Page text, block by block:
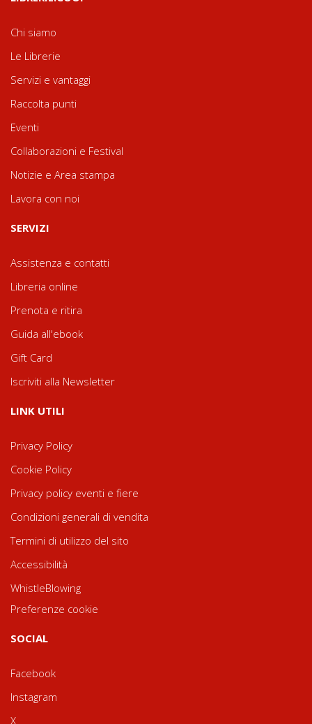
Chi siamo
Le Librerie
Servizi e vantaggi
Raccolta punti
Eventi
Collaborazioni e Festival
Notizie e Area stampa
Lavora con noi
SERVIZI
Assistenza e contatti
Libreria online
Prenota e ritira
Guida all'ebook
Gift Card
Iscriviti alla Newsletter
LINK UTILI
Privacy Policy
Cookie Policy
Privacy policy eventi e fiere
Condizioni generali di vendita
Termini di utilizzo del sito
Accessibilità
WhistleBlowing
Preferenze cookie
SOCIAL
Facebook
Instagram
X